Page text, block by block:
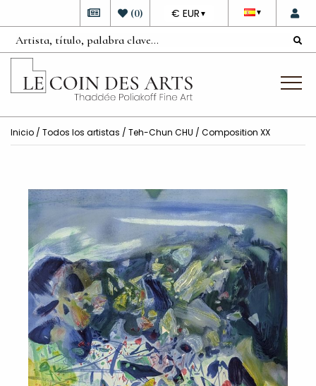
▼
DEVISE
€ EUR ▼
(0)
Inicio / Todos los artistas / Teh-Chun CHU / Composition XX